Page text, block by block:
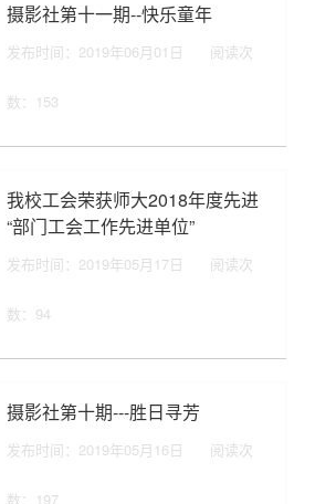
摄影社第十一期--快乐童年
发布时间：2019年06月01日 阅读次
数： 153
我校工会荣获师大2018年度先进
“部门工会工作先进单位”
发布时间：2019年05月17日 阅读次
数： 94
摄影社第十期---胜日寻芳
发布时间：2019年05月16日 阅读次
数： 197